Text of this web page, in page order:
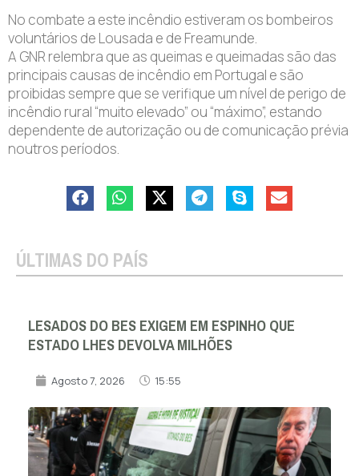
No combate a este incêndio estiveram os bombeiros
voluntários de Lousada e de Freamunde.
A GNR relembra que as queimas e queimadas são das
principais causas de incêndio em Portugal e são
proibidas sempre que se verifique um nível de perigo de
incêndio rural “muito elevado” ou “máximo”, estando
dependente de autorização ou de comunicação prévia
noutros períodos.
ÚLTIMAS DO PAÍS
LESADOS DO BES EXIGEM EM ESPINHO QUE
ESTADO LHES DEVOLVA MILHÕES
Agosto 7, 2026 15:55